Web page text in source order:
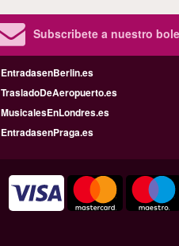
Subscribete a nuestro
EntradasenBerlin.es
TrasladoDeAeropuerto.es
MusicalesEnLondres.es
EntradasenPraga.es